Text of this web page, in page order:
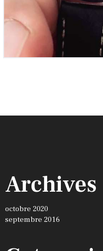
Archives
octobre 2020
septembre 2016